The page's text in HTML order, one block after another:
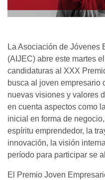
La Asociación de Jóvenes
(AIJEC) abre este martes
candidaturas al XXX
busca al joven empresario
nuevas visiones y valores
en cuenta aspectos como
inicial en forma de
espíritu emprendedor, la
innovación, la visión
período para participar se
El Premio Joven